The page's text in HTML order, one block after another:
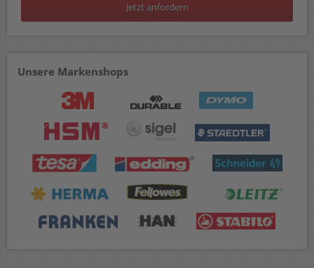
Jetzt anfordern
Unsere Markenshops